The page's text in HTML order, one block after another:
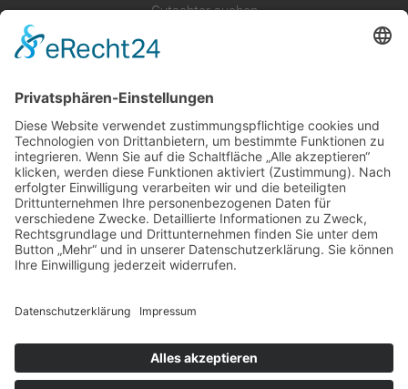
Gutachter suchen
Anfrage
Presse
Partner: Der DGuSV
als Gutachter eintragen
Infos für Suchende